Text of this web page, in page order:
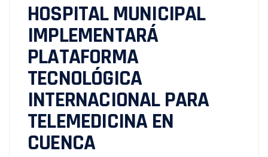
HOSPITAL MUNICIPAL
IMPLEMENTARÁ
PLATAFORMA
TECNOLÓGICA
INTERNACIONAL PARA
TELEMEDICINA EN
CUENCA